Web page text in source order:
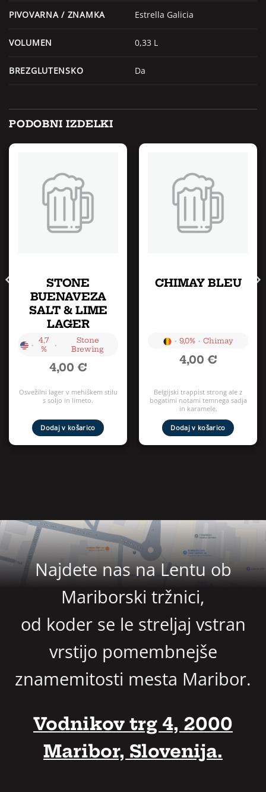
PIVOVARNA / ZNAMKA Estrella Galicia
VOLUMEN 0,33 L
BREZGLUTENSKO Da
PODOBNI IZDELKI
STONE
BUENAVEZA
SALT & LIME
LAGER
•
4,7
%
•
Stone
Brewing
4,00 €
Osvežilni lager v mehiškem stilu
s soljo in limeto.
Dodaj v košarico
CHIMAY BLEU
• 9,0% • Chimay
4,00 €
Belgijski trappist strong ale z
bogatimi notami temnega sadja
in karamele.
Dodaj v košarico
Najdete nas na Lentu ob
Mariborski tržnici,
od koder se le streljaj vstran
vrstijo pomembnejše
znamemitosti mesta Maribor.
Vodnikov trg 4, 2000
Maribor, Slovenija.